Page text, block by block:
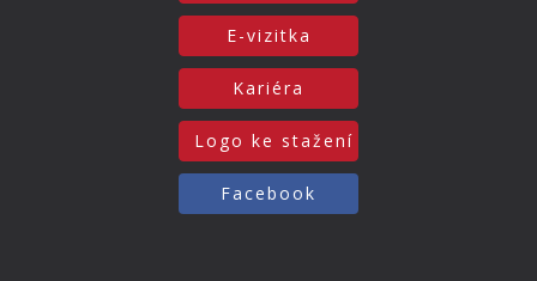
E-vizitka
Kariéra
Logo ke stažení
Facebook